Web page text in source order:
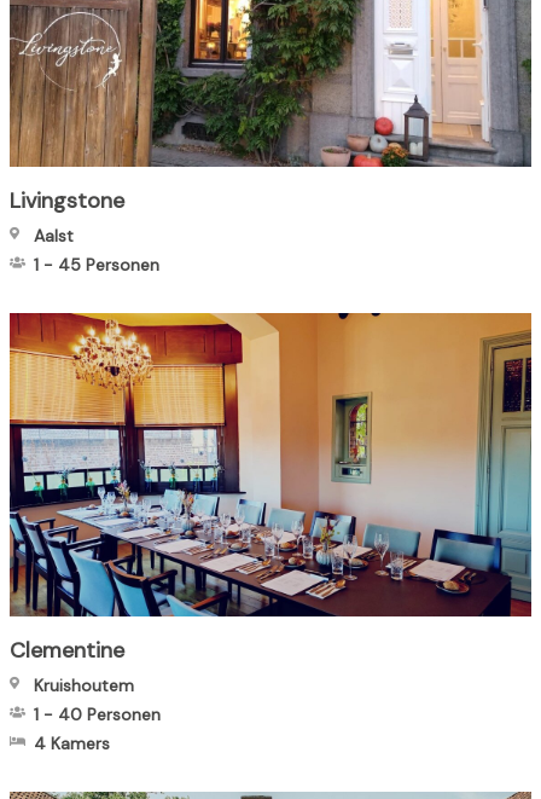
Livingstone
Aalst
1 - 45 Personen
Clementine
Kruishoutem
1 - 40 Personen
4 Kamers